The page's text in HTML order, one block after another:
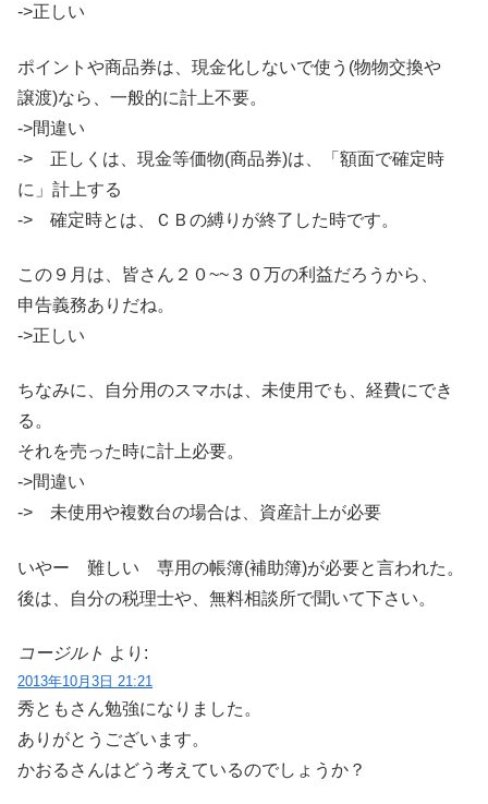
->正しい
ポイントや商品券は、現金化しないで使う(物物交換や
譲渡)なら、一般的に計上不要。
->間違い
-> 正しくは、現金等価物(商品券)は、「額面で確定時
に」計上する
-> 確定時とは、ＣＢの縛りが終了した時です。
この９月は、皆さん２０~~３０万の利益だろうから、
申告義務ありだね。
->正しい
ちなみに、自分用のスマホは、未使用でも、経費にでき
る。
それを売った時に計上必要。
->間違い
-> 未使用や複数台の場合は、資産計上が必要
いやー 難しい 専用の帳簿(補助簿)が必要と言われた。
後は、自分の税理士や、無料相談所で聞いて下さい。
コージルト より:
2013年10月3日 21:21
秀ともさん勉強になりました。
ありがとうございます。
かおるさんはどう考えているのでしょうか？